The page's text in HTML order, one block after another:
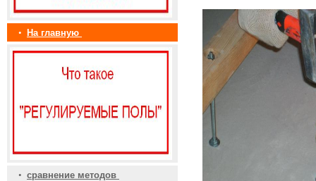
• На главную
• сравнение методов